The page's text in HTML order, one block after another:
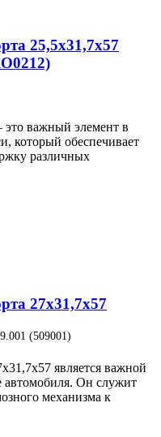
25,5х31,7х57
важный элемент в
который обеспечивает
различных
27х31,7х57
(509001)
является важной
автомобиля. Он служит
механизма к